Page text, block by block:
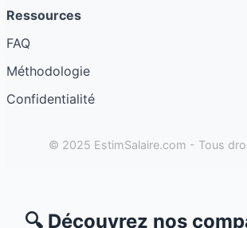
Ressources
FAQ
Méthodologie
Confidentialité
© 2025 EstimSalaire.com - Tous
🔍 Découvrez nos